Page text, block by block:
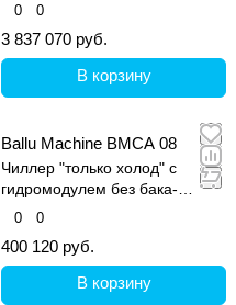
0 0
3 837 070 руб.
В корзину
Ballu Machine BMCA 08
Чиллер "только холод" с
гидромодулем без бака-
аккумулятора
0 0
400 120 руб.
В корзину